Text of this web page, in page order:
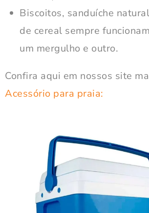
Biscoitos, sanduíche
de cereal sempre
um mergulho e outro.
Confira aqui em nossos site
Acessório para praia: